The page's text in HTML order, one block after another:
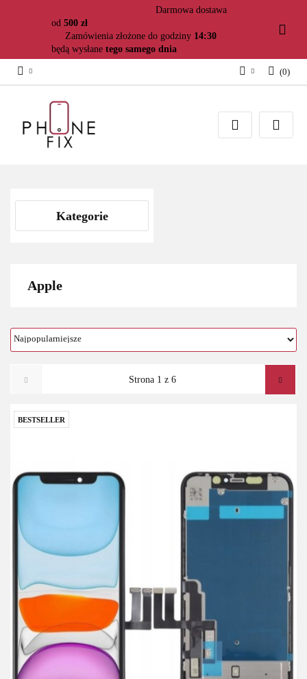
Darmowa dostawa
od 500 zł
Zamówienia złożone do godziny 14:30
będą wysłane tego samego dnia
Załóż konto
(0)
Kategorie
Apple
BESTSELLER